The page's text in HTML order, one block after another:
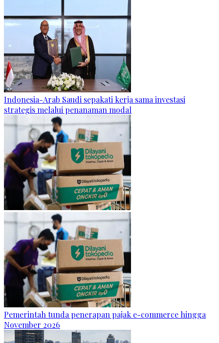
Indonesia-Arab Saudi sepakati kerja sama investasi
strategis melalui penanaman modal
Pemerintah tunda penerapan pajak e-commerce hingga
November 2026